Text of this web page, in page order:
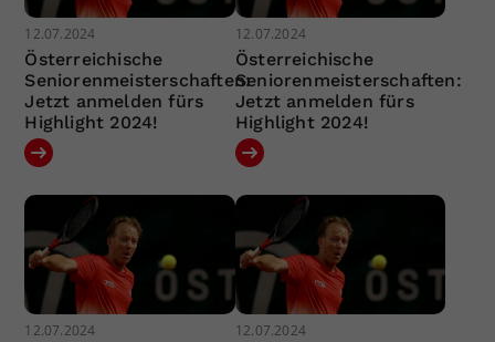
12.07.2024
Österreichische
Seniorenmeisterschaften:
Jetzt anmelden fürs
Highlight 2024!
12.07.2024
Österreichische
Seniorenmeisterschaften:
Jetzt anmelden fürs
Highlight 2024!
12.07.2024 12.07.2024